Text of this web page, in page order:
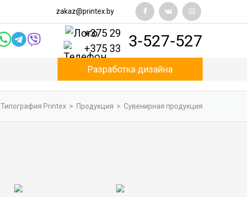
zakaz@printex.by
+375 29
+375 33
3-527-527
Разработка дизайна
Типография Printex > Продукция > Сувенирная продукция